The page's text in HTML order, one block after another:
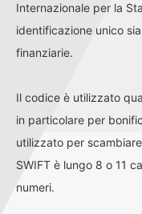
Internazionale per la
identificazione unico
finanziarie.
Il codice è utilizzato
in particolare per
utilizzato per
SWIFT è lungo 8 o 11
numeri.